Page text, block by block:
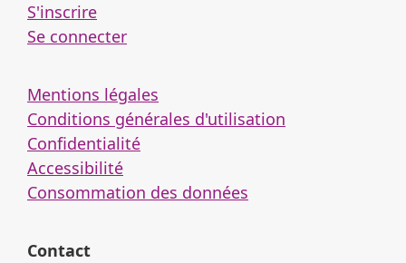
S'inscrire
Se connecter
Mentions légales
Conditions générales d'utilisation
Confidentialité
Accessibilité
Consommation des données
Contact